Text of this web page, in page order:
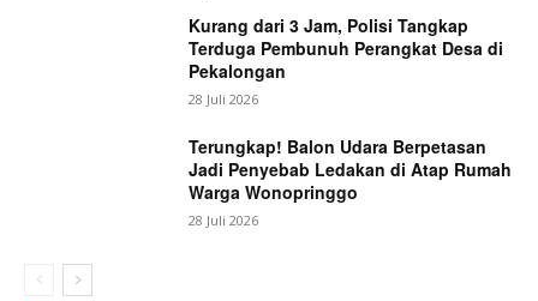
Kurang dari 3 Jam, Polisi Tangkap
Terduga Pembunuh Perangkat Desa di
Pekalongan
28 Juli 2026
Terungkap! Balon Udara Berpetasan
Jadi Penyebab Ledakan di Atap Rumah
Warga Wonopringgo
28 Juli 2026